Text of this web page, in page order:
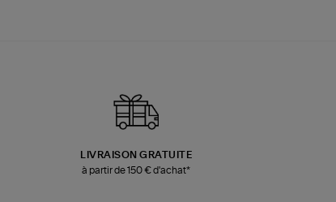
LIVRAISON GRATUITE
à partir de 150 € d'achat*